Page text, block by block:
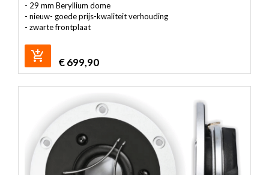
- 29 mm Beryllium dome
- nieuw- goede prijs-kwaliteit verhouding
- zwarte frontplaat
€699,90